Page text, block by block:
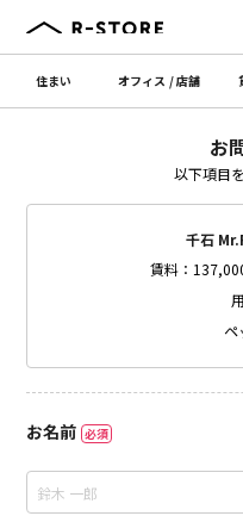
住まい オフィス /店舗
お
以下項目
千石
賃料：
ペ
お名前 必須